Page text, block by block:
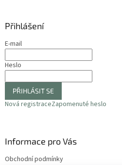
Přihlášení
E-mail
Heslo
PŘIHLÁSIT SE
Nová registraceZapomenuté heslo
Informace pro Vás
Obchodní podmínky